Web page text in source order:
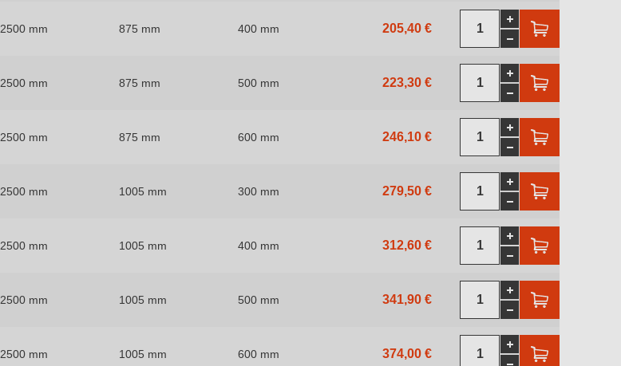
2500 mm 875 mm 400 mm 205,40 €
2500 mm 875 mm 500 mm 223,30 €
2500 mm 875 mm 600 mm 246,10 €
2500 mm 1005 mm 300 mm 279,50 €
2500 mm 1005 mm 400 mm 312,60 €
2500 mm 1005 mm 500 mm 341,90 €
2500 mm 1005 mm 600 mm 374,00 €